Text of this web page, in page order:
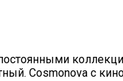
Cosmonova с